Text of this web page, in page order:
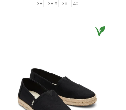
38
38.5 39 40